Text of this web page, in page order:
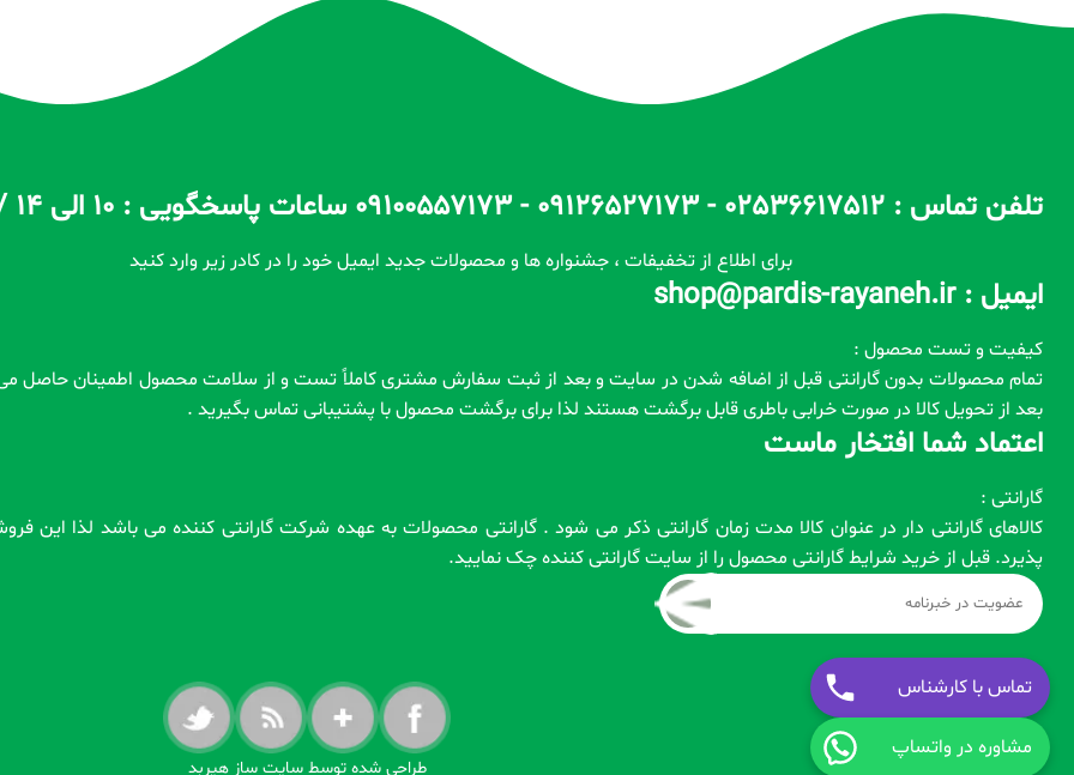
تماس با کارشناس
مشاوره در واتساپ
تلفن تماس : 02536617512 - 09126527173 - 09100557173 ساعات پاسخگویی : 10 الی 14 / 17 الی 22
برای اطلاع از تخفیفات ، جشنواره ها و محصولات جدید ایمیل خود را در کادر زیر وارد کنید
ایمیل : shop@pardis-rayaneh.ir
کیفیت و تست محصول :
بعد از تحویل کالا در صورت خرابی باطری قابل برگشت هستند لذا برای برگشت محصول با پشتیبانی تماس بگیرید .
اعتماد شما افتخار ماست
گارانتی :
کالاهای گارانتی دار در عنوان کالا مدت زمان گارانتی ذکر می شود . گارانتی محصولات به عهده شرکت گارانتی کننده می باشد لذا این
پذیرد. قبل از خرید شرایط گارانتی محصول را از سایت گارانتی کننده چک نمایید.
طراحی شده توسط سایت ساز هیربد